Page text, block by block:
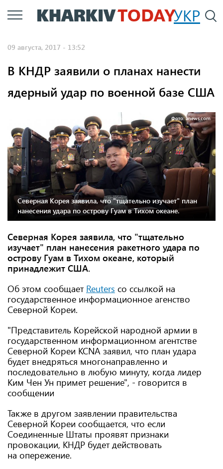
Перейти
к
УКР
09 августа, 2017 - 13:52
В КНДР заявили о планах нанести
ядерный удар по военной базе США
Фото: anews.com
Северная Корея заявила, что "тщательно изучает" план
нанесения удара по острову Гуам в Тихом океане.
Северная Корея заявила, что "тщательно
изучает" план нанесения ракетного удара по
острову Гуам в Тихом океане, который
принадлежит США.
Об этом сообщает Reuters со ссылкой на
государственное информационное агенство
Северной Кореи.
"Представитель Корейской народной армии в
государственном информационном агентстве
Северной Кореи KCNA заявил, что план удара
будет внедряться многонаправленно и
последовательно в любую минуту, когда лидер
Ким Чен Ун примет решение", - говорится в
сообщении
Также в другом заявлении правительства
Северной Кореи сообщается, что если
Соединенные Штаты проявят признаки
провокации, КНДР будет действовать
на опережение.